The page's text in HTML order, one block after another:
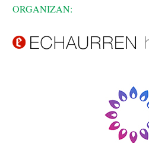
ORGANIZAN: